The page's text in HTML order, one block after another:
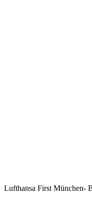
Lufthansa First München-